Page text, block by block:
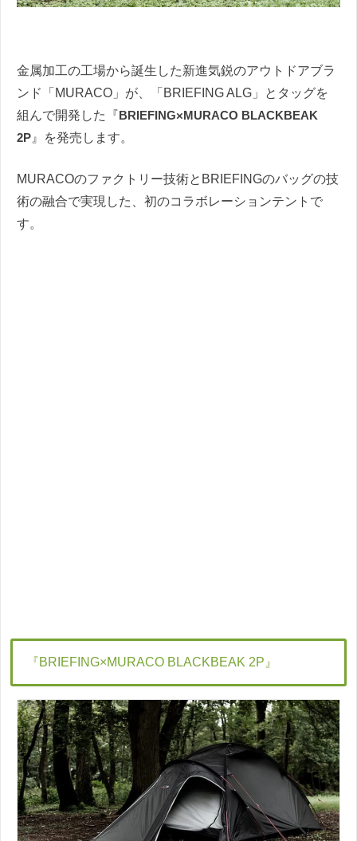
金属加工の工場から誕生した新進気鋭のアウトドアブラ
ンド「MURACO」が、「BRIEFING ALG」とタッグを
組んで開発した『BRIEFING×MURACO BLACKBEAK
2P 』を発売します。
MURACOのファクトリー技術とBRIEFINGのバッグの技
術の融合で実現した、初のコラボレーションテントで
す。
『BRIEFING×MURACO BLACKBEAK 2P』